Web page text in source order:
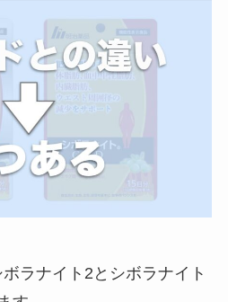
ラナイト2とシボラナイト